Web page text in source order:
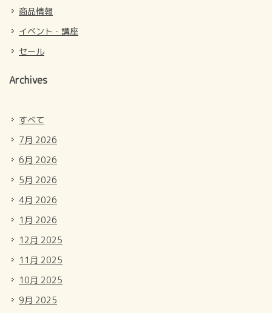
商品情報
イベント・講座
セール
Archives
すべて
7月 2026
6月 2026
5月 2026
4月 2026
1月 2026
12月 2025
11月 2025
10月 2025
9月 2025